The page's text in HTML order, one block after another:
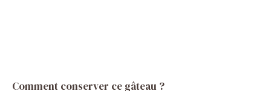
Comment conserver ce gâteau ?